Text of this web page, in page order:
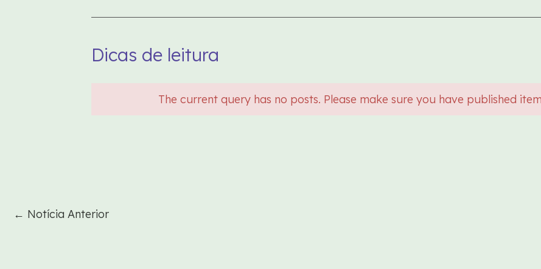
Dicas de leitura
The current query has no posts. Please make sure you have published
← Notícia Anterior